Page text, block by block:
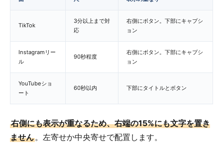
TikTok
3分以上まで対
応
右側にボタン。下部にキャプシ
ョン
Instagramリー
ル
90秒程度
右側にボタン。下部にキャプシ
ョン
YouTubeショ
ート
60秒以内 下部にタイトルとボタン
右側にも表示が重なるため、右端の15%にも文字を置き
ません。左寄せか中央寄せで配置します。